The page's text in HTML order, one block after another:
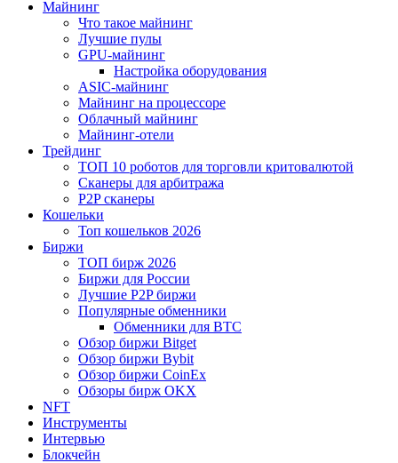
Майнинг
Что такое майнинг
Лучшие пулы
GPU-майнинг
Настройка оборудования
ASIC-майнинг
Майнинг на процессоре
Облачный майнинг
Майнинг-отели
Трейдинг
ТОП 10 роботов для торговли критовалютой
Сканеры для арбитража
P2P сканеры
Кошельки
Топ кошельков 2026
Биржи
ТОП бирж 2026
Биржи для России
Лучшие P2P биржи
Популярные обменники
Обменники для BTC
Обзор биржи Bitget
Обзор биржи Bybit
Обзор биржи CoinEx
Обзоры бирж OKX
NFT
Инструменты
Интервью
Блокчейн